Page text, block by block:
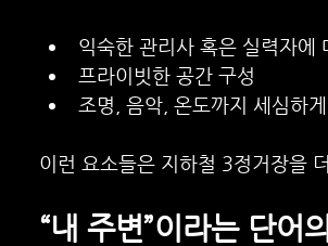
익숙한 관리사 혹은 실력자에
프라이빗한 공간 구성
조명, 음악, 온도까지 세심하
이런 요소들은 지하철 3정거장을
“내 주변”이라는 단어